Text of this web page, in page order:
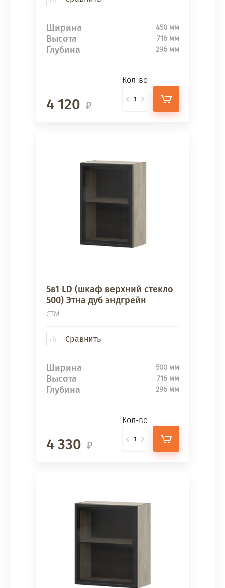
Ширина 450 мм
Высота 716 мм
Глубина 296 мм
4 120
Кол-во
5в1 LD (шкаф верхний стекло
500) Этна дуб эндгрейн
СТМ
Сравнить
Ширина 500 мм
Высота 716 мм
Глубина 296 мм
4 330
Кол-во